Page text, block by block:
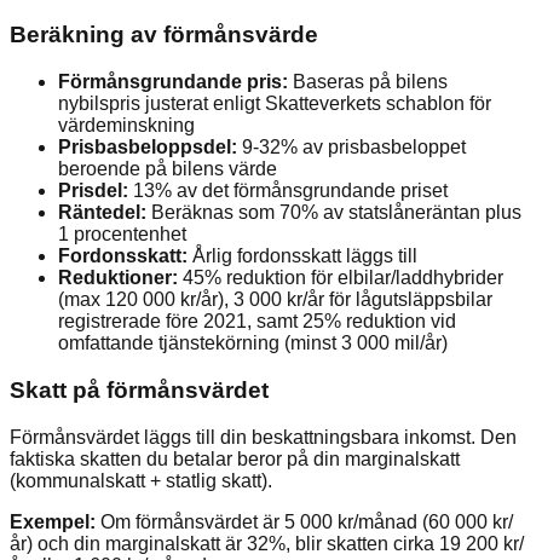
Beräkning av förmånsvärde
Förmånsgrundande pris: Baseras på bilens
nybilspris justerat enligt Skatteverkets schablon för
värdeminskning
Prisbasbeloppsdel: 9-32% av prisbasbeloppet
beroende på bilens värde
Prisdel: 13% av det förmånsgrundande priset
Räntedel: Beräknas som 70% av statslåneräntan plus
1 procentenhet
Fordonsskatt: Årlig fordonsskatt läggs till
Reduktioner: 45% reduktion för elbilar/laddhybrider
(max 120 000 kr/år), 3 000 kr/år för lågutsläppsbilar
registrerade före 2021, samt 25% reduktion vid
omfattande tjänstekörning (minst 3 000 mil/år)
Skatt på förmånsvärdet
Förmånsvärdet läggs till din beskattningsbara inkomst. Den
faktiska skatten du betalar beror på din marginalskatt
(kommunalskatt + statlig skatt).
Exempel: Om förmånsvärdet är 5 000 kr/månad (60 000 kr/
år) och din marginalskatt är 32%, blir skatten cirka 19 200 kr/